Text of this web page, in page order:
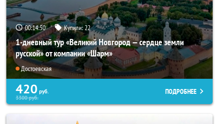
00:14:48 Купили: 22
1-дневный тур «Великий Новгород — сердце земли
русской» от компании «Шарм»
Достоевская
420 руб.
3300руб.
ПОДРОБНЕЕ